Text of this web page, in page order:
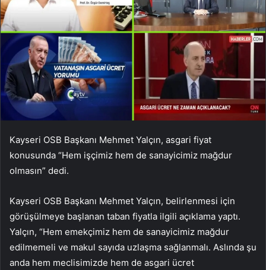
Kayseri OSB Başkanı Mehmet Yalçın, asgari fiyat
konusunda “Hem işçimiz hem de sanayicimiz mağdur
olmasın” dedi.
Kayseri OSB Başkanı Mehmet Yalçın, belirlenmesi için
görüşülmeye başlanan taban fiyatla ilgili açıklama yaptı.
Yalçın, “Hem emekçimiz hem de sanayicimiz mağdur
edilmemeli ve makul sayıda uzlaşma sağlanmalı. Aslında şu
anda hem meclisimizde hem de asgari ücret